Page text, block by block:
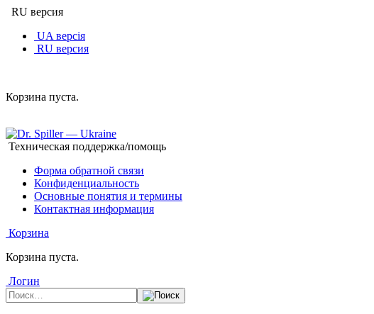
RU версия
UA версія
RU версия
Корзина пуста.
Техническая поддержка/помощь
Форма обратной связи
Конфиденциальность
Основные понятия и термины
Контактная информация
Корзина
Корзина пуста.
Логин